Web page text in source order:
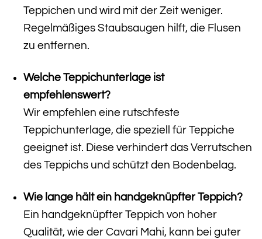
Teppichen und wird mit der Zeit weniger.
Regelmäßiges Staubsaugen hilft, die Flusen
zu entfernen.
Welche Teppichunterlage ist
empfehlenswert?
Wir empfehlen eine rutschfeste
Teppichunterlage, die speziell für Teppiche
geeignet ist. Diese verhindert das Verrutschen
des Teppichs und schützt den Bodenbelag.
Wie lange hält ein handgeknüpfter Teppich?
Ein handgeknüpfter Teppich von hoher
Qualität, wie der Cavari Mahi, kann bei guter